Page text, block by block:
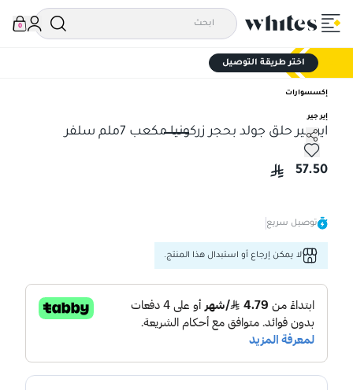
0
اختر طريقة التوصيل
إكسسوارات
إير جير
اير جير حلق جولد بحجر زركونيا مكعب 7ملم سلفر
اير جير حلق جولد بحجر زركونيا مكعب 7ملم سلفر
57.50
توصيل سريع
لا يمكن إرجاع أو استبدال هذا المنتج.